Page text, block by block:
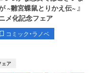
~雛宮蝶鼠とりかえ伝~ 』
メ化記念フェア
コミック・ラノベ
ェア